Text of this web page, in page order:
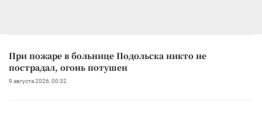
При пожаре в больнице Подольска никто не
пострадал, огонь потушен
9 августа 2026, 00:32